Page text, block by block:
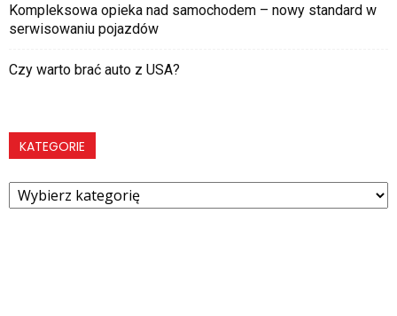
Kompleksowa opieka nad samochodem – nowy standard w
serwisowaniu pojazdów
Czy warto brać auto z USA?
KATEGORIE
Kategorie